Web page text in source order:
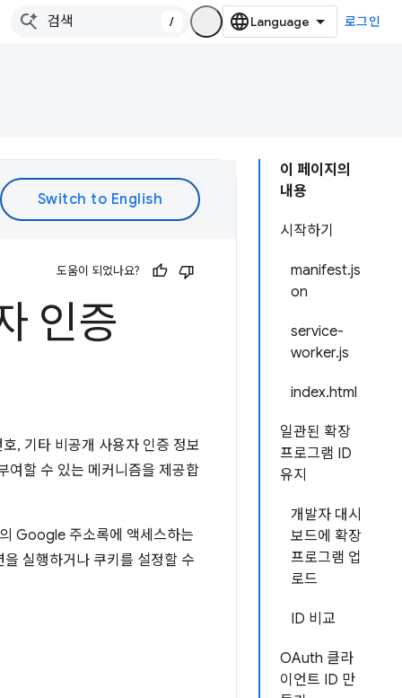
/ 로그인
이 페이지의
내용
시작하기
manifest.js
on
service-
worker.js
index.html
일관된 확장
프로그램 ID
유지
개발자 대시
보드에 확장
프로그램 업
로드
ID 비교
OAuth 클라
이언트 ID 만
도움이 되었나요?
인증
, 기타 비공개 사용자 인증 정보
여할 수 있는 메커니즘을 제공합
Google 주소록에 액세스하는
실행하거나 쿠키를 설정할 수